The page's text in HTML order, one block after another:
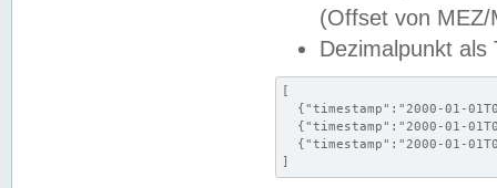
(Offset von MEZ/
Dezimalpunkt als
[
{"timestamp":"2000-01-
{"timestamp":"2000-01-
{"timestamp":"2000-01-
]